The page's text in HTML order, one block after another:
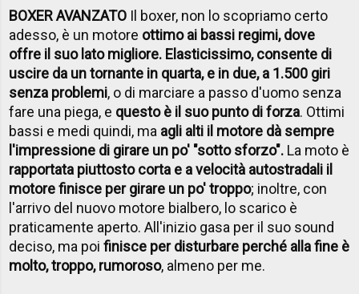
BOXER AVANZATO Il boxer, non lo scopriamo certo
adesso, è un motore ottimo ai bassi regimi, dove
offre il suo lato migliore. Elasticissimo, consente di
uscire da un tornante in quarta, e in due, a 1.500 giri
senza problemi, o di marciare a passo d'uomo senza
fare una piega, e questo è il suo punto di forza. Ottimi
bassi e medi quindi, ma agli alti il motore dà sempre
l'impressione di girare un po' "sotto sforzo". La moto è
rapportata piuttosto corta e a velocità autostradali il
motore finisce per girare un po' troppo; inoltre, con
l'arrivo del nuovo motore bialbero, lo scarico è
praticamente aperto. All'inizio gasa per il suo sound
deciso, ma poifinisce per disturbare perché alla fine è
molto, troppo, rumoroso, almeno per me.